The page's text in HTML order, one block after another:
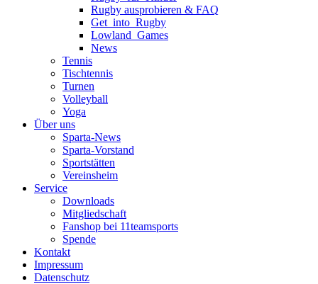
Rugby ausprobieren & FAQ
Get_into_Rugby
Lowland_Games
News
Tennis
Tischtennis
Turnen
Volleyball
Yoga
Über uns
Sparta-News
Sparta-Vorstand
Sportstätten
Vereinsheim
Service
Downloads
Mitgliedschaft
Fanshop bei 11teamsports
Spende
Kontakt
Impressum
Datenschutz